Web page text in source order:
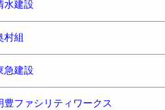
水建設
村組
急建設
豊ファシリティワークス